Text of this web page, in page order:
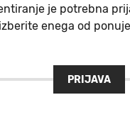
je potrebna
enega od
PRIJAVA